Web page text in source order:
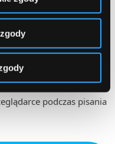
podczas pisania